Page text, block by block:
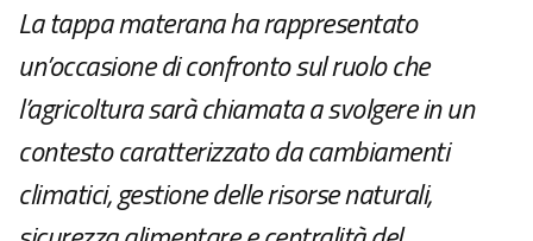
La tappa materana ha rappresentato
un’occasione di confronto sul ruolo che
l’agricoltura sarà chiamata a svolgere in un
contesto caratterizzato da cambiamenti
climatici, gestione delle risorse naturali,